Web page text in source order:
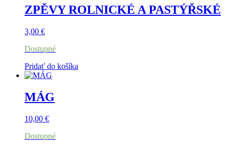
ZPĚVY ROLNICKÉ A PASTÝŘSKÉ
3,00 €
Dostupné
Pridať do košíka
MÁG
10,00 €
Dostupné